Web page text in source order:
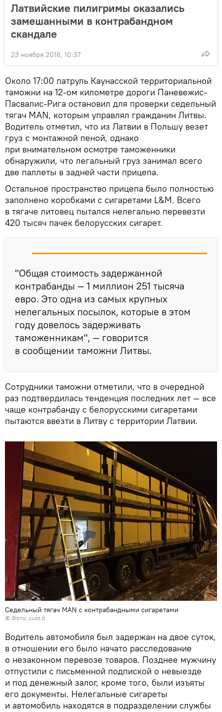
Латвийские пилигримы оказались
замешанными в контрабандном
скандале
23 ноября 2016, 10:37
Около 17:00 патруль Каунасской территориальной
таможни на 12-ом километре дороги Паневежис-
Пасвалис-Рига остановил для проверки седельный
тягач MAN, которым управлял гражданин Литвы.
Водитель отметил, что из Латвии в Польшу везет
груз с монтажной пеной, однако
при внимательном осмотре таможенники
обнаружили, что легальный груз занимал всего
две паллеты в задней части прицепа.
Остальное пространство прицепа было полностью
заполнено коробками с сигаретами L&M. Всего
в тягаче литовец пытался нелегально перевезти
420 тысяч пачек белорусских сигарет.
"Общая стоимость задержанной
контрабанды — 1 миллион 251 тысяча
евро. Это одна из самых крупных
нелегальных посылок, которые в этом
году довелось задерживать
таможенникам", — говорится
в сообщении таможни Литвы.
Сотрудники таможни отметили, что в очередной
раз подтвердилась тенденция последних лет — все
чаще контрабанду с белорусскими сигаретами
пытаются ввезти в Литву с территории Латвии.
Седельный тягач MAN с контрабандными сигаретами
© Фото: cust.lt
Водитель автомобиля был задержан на двое суток,
в отношении его было начато расследование
о незаконном перевозе товаров. Позднее мужчину
отпустили с письменной подпиской о невыезде
и под денежный залог, кроме того, были изъяты
его документы. Нелегальные сигареты
и автомобиль находятся в подразделении службы